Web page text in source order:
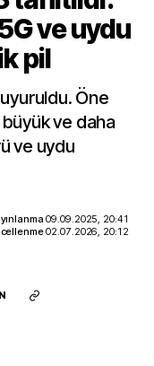
ve uydu
pil
Öne
büyük ve daha
ve uydu
09.09.2025, 20:41
02.07.2026, 20:12
N